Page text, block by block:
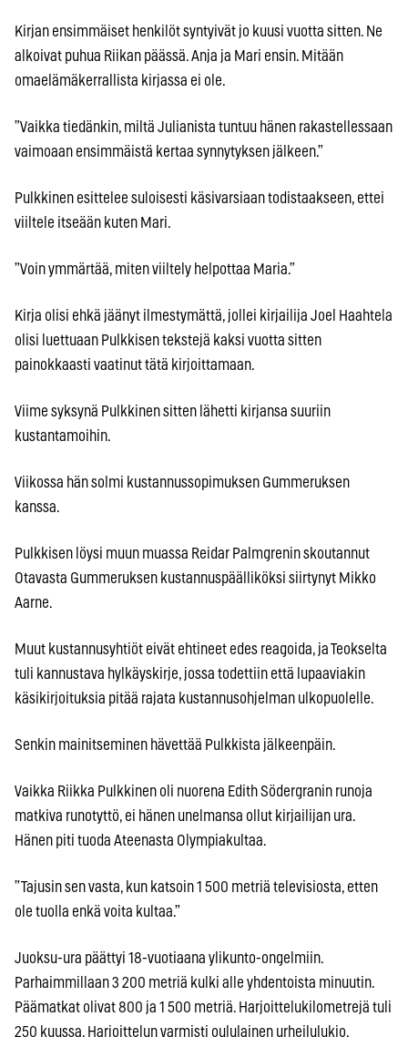
Kirjan ensimmäiset henkilöt syntyivät jo kuusi vuotta sitten. Ne
alkoivat puhua Riikan päässä. Anja ja Mari ensin. Mitään
omaelämäkerrallista kirjassa ei ole.
”Vaikka tiedänkin, miltä Julianista tuntuu hänen rakastellessaan
vaimoaan ensimmäistä kertaa synnytyksen jälkeen.”
Pulkkinen esittelee suloisesti käsivarsiaan todistaakseen, ettei
viiltele itseään kuten Mari.
”Voin ymmärtää, miten viiltely helpottaa Maria.”
Kirja olisi ehkä jäänyt ilmestymättä, jollei kirjailija Joel Haahtela
olisi luettuaan Pulkkisen tekstejä kaksi vuotta sitten
painokkaasti vaatinut tätä kirjoittamaan.
Viime syksynä Pulkkinen sitten lähetti kirjansa suuriin
kustantamoihin.
Viikossa hän solmi kustannussopimuksen Gummeruksen
kanssa.
Pulkkisen löysi muun muassa Reidar Palmgrenin skoutannut
Otavasta Gummeruksen kustannuspäälliköksi siirtynyt Mikko
Aarne.
Muut kustannusyhtiöt eivät ehtineet edes reagoida, ja Teokselta
tuli kannustava hylkäyskirje, jossa todettiin että lupaaviakin
käsikirjoituksia pitää rajata kustannusohjelman ulkopuolelle.
Senkin mainitseminen hävettää Pulkkista jälkeenpäin.
Vaikka Riikka Pulkkinen oli nuorena Edith Södergranin runoja
matkiva runotyttö, ei hänen unelmansa ollut kirjailijan ura.
Hänen piti tuoda Ateenasta Olympiakultaa.
”Tajusin sen vasta, kun katsoin 1 500 metriä televisiosta, etten
ole tuolla enkä voita kultaa.”
Juoksu-ura päättyi 18-vuotiaana ylikunto-ongelmiin.
Parhaimmillaan 3 200 metriä kulki alle yhdentoista minuutin.
Päämatkat olivat 800 ja 1 500 metriä. Harjoittelukilometrejä tuli
250 kuussa. Harjoittelun varmisti oululainen urheilulukio.